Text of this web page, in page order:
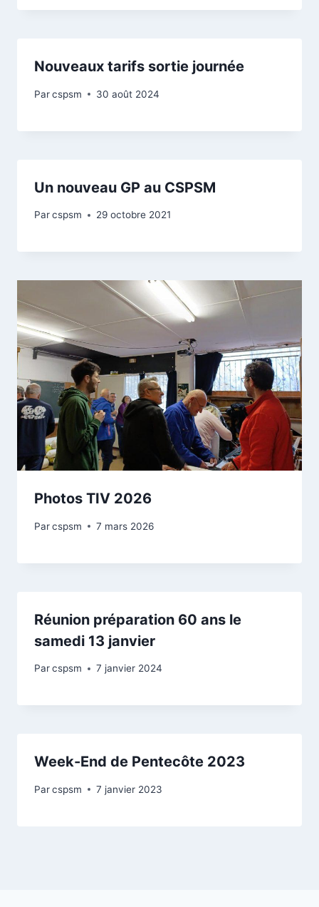
Nouveaux tarifs sortie journée
Parcspsm 30 août 2024
Un nouveau GP au CSPSM
Parcspsm 29 octobre 2021
Photos TIV 2026
Parcspsm 7 mars 2026
Réunion préparation 60 ans le
samedi 13 janvier
Parcspsm 7 janvier 2024
Week-End de Pentecôte 2023
Parcspsm 7 janvier 2023